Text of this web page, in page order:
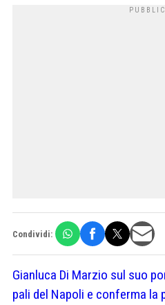
Condividi:
Gianluca Di Marzio sul suo
pali del Napoli e conferma la